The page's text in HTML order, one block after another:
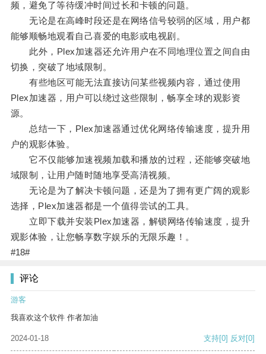
频，避免了等待缓冲时间过长和卡顿的问题。
无论是在高峰时段还是在网络信号较弱的区域，用户都
能够顺畅地观看自己喜爱的电影或电视剧。
此外，Plex加速器还允许用户在不同地理位置之间自由
切换，突破了地域限制。
有些地区可能无法直接访问某些视频内容，通过使用
Plex加速器，用户可以绕过这些限制，畅享全球的观影资
源。
总结一下，Plex加速器通过优化网络传输速度，提升用
户的观影体验。
它不仅能够加速视频加载和播放的过程，还能够突破地
域限制，让用户随时随地享受高清视频。
无论是为了解决卡顿问题，还是为了拥有更广阔的观影
选择，Plex加速器都是一个值得尝试的工具。
立即下载并安装Plex加速器，解锁网络传输速度，提升
观影体验，让您畅享数字娱乐的无限乐趣！。
#18#
评论
游客
我喜欢这个软件 作者加油
2024-01-18 支持[0] 反对[0]